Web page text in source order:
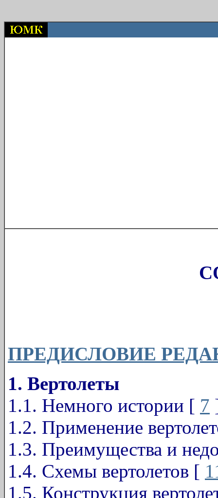
ПРЕДИСЛОВИЕ
1. Вертолеты
1.1. Немного истории [ 7
1.2. Применение
1.3. Преимущества и
1.4. Схемы вертолетов [
1.5. Конструкция